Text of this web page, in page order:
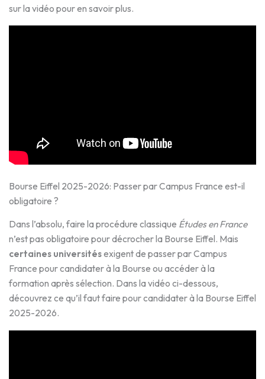
sur la vidéo pour en savoir plus.
Bourse Eiffel 2025-2026: Passer par Campus France est-il
obligatoire ?
Dans l’absolu, faire la procédure classique Études en France
n’est pas obligatoire pour décrocher la Bourse Eiffel. Mais
certaines universitésexigent de passer par Campus
France pour candidater à la Bourse ou accéder à la
formation après sélection. Dans la vidéo ci-dessous,
découvrez ce qu’il faut faire pour candidater à la Bourse Eiffel
2025-2026.